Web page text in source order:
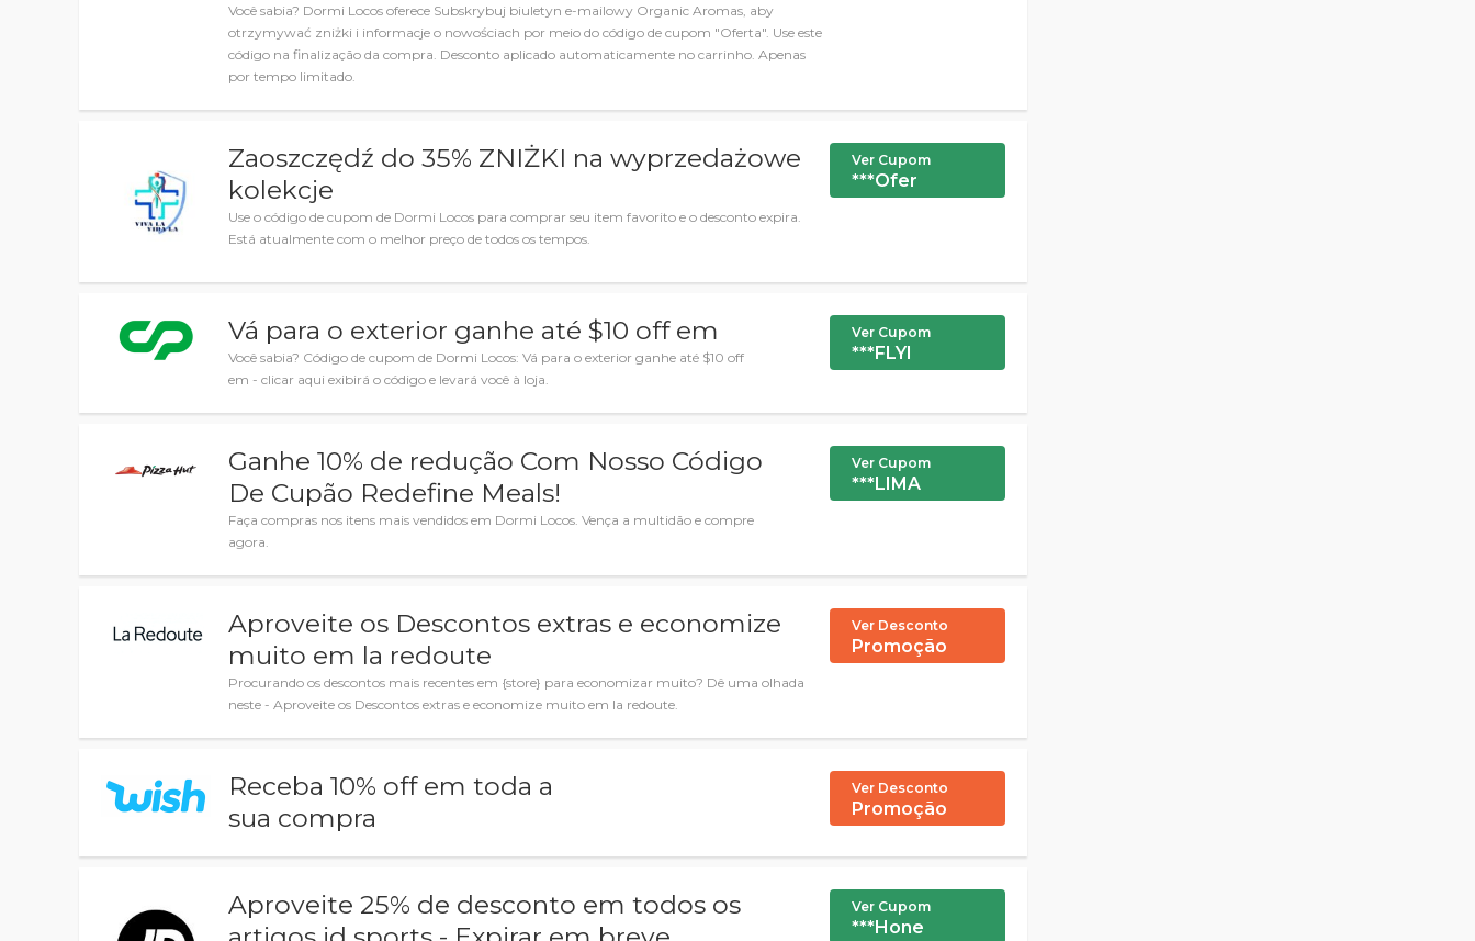
Você sabia? Dormi Locos oferece Subskrybuj biuletyn e-mailowy Organic Aromas, aby
otrzymywać zniżki i informacje o nowościach por meio do código de cupom "Oferta". Use este
código na finalização da compra. Desconto aplicado automaticamente no carrinho. Apenas
por tempo limitado.
Zaoszczędź do 35% ZNIŻKI na wyprzedażowe
kolekcje
Use o código de cupom de Dormi Locos para comprar seu item favorito e o desconto expira.
Está atualmente com o melhor preço de todos os tempos.
Ver Cupom
***Ofer
Vá para o exterior ganhe até $10 off em
Você sabia? Código de cupom de Dormi Locos: Vá para o exterior ganhe até $10 off
em - clicar aqui exibirá o código e levará você à loja.
Ver Cupom
***FLYI
Ganhe 10% de redução Com Nosso Código
De Cupão Redefine Meals!
Faça compras nos itens mais vendidos em Dormi Locos. Vença a multidão e compre
agora.
Ver Cupom
***LIMA
Aproveite os Descontos extras e economize
muito em la redoute
Procurando os descontos mais recentes em {store} para economizar muito? Dê uma olhada
neste - Aproveite os Descontos extras e economize muito em la redoute.
Ver Desconto
Promoção
Receba 10% off em toda a
sua compra
Ver Desconto
Promoção
Aproveite 25% de desconto em todos os
Ver Cupom
***Hone